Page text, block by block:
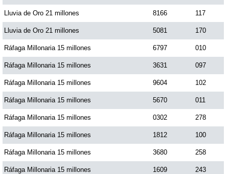
Paisita 3
Pick 3 Día
Pick 3 Noche
Pick 4 Día
Pick 4 Noche
Pijao de Oro
Lluvia de Oro 21 millones 8166 117
Lluvia de Oro 21 millones 5081 170
Ráfaga Millonaria 15 millones 6797 010
Ráfaga Millonaria 15 millones 3631 097
Ráfaga Millonaria 15 millones 9604 102
Ráfaga Millonaria 15 millones 5670 011
Ráfaga Millonaria 15 millones 0302 278
Ráfaga Millonaria 15 millones 1812 100
Ráfaga Millonaria 15 millones 3680 258
Ráfaga Millonaria 15 millones 1609 243